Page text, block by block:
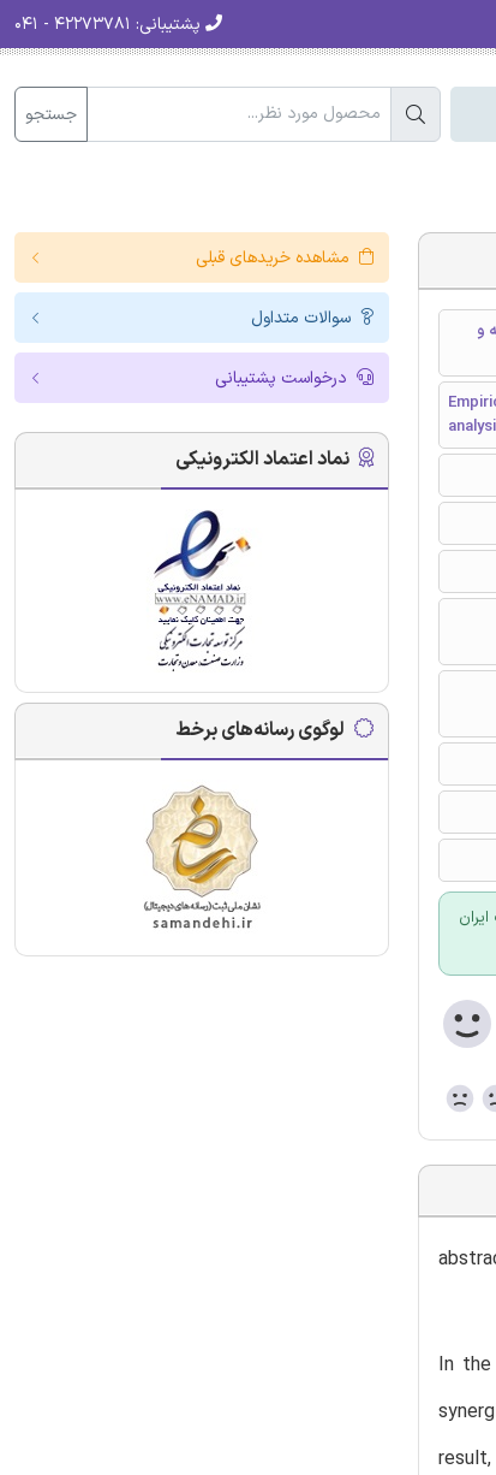
پشتیبانی:
جستجو
و
In
مشاهده خریدهای قبلی
سوالات متداول
درخواست پشتیبانی
نماد اعتماد الکترونیکی
لوگوی رسانه‌های برخط